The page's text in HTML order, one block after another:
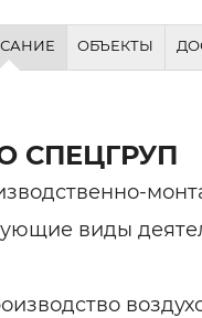
ОБЪЕКТЫ
СПЕЦГРУП
виды